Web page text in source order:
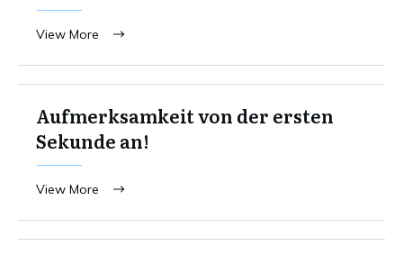
View More
Aufmerksamkeit von der ersten
Sekunde an!
View More